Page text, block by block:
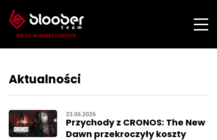
RELACJE INWESTORSKIE
Aktualności
23.06.2026
Przychody z CRONOS: The New
Dawn przekroczyły koszty